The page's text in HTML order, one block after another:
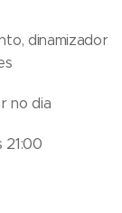
dinamizador
no dia